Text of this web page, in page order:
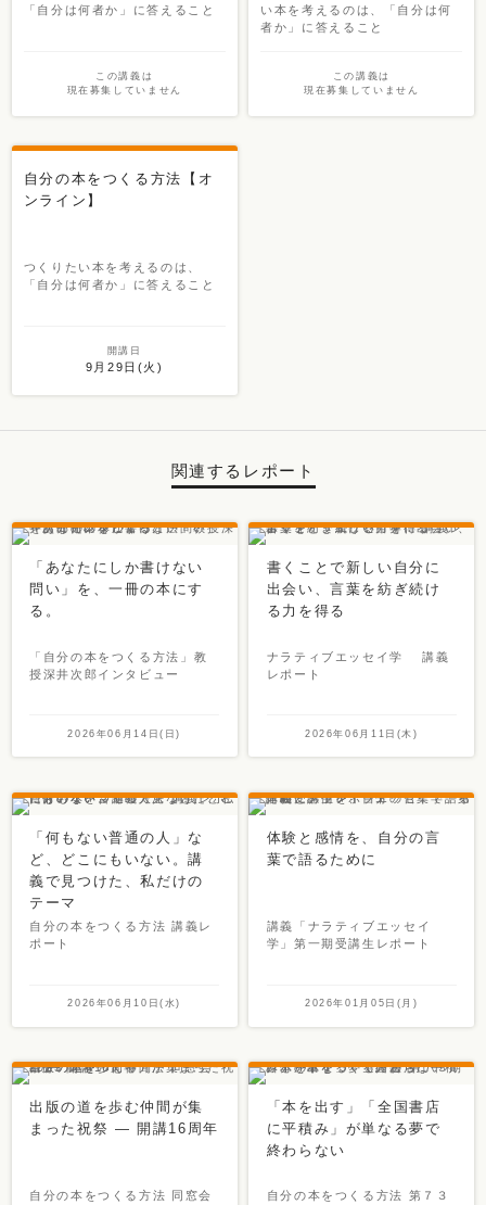
「自分は何者か」に答えること
この講義は
現在募集していません
い本を考えるのは、「自分は何
者か」に答えること
この講義は
現在募集していません
自分の本をつくる方法【オ
ンライン】
つくりたい本を考えるのは、
「自分は何者か」に答えること
開講日
9月29日(火)
関連するレポート
「あなたにしか書けない
問い」を、一冊の本にす
る。
「自分の本をつくる方法」教
授深井次郎インタビュー
2026年06月14日(日)
書くことで新しい自分に
出会い、言葉を紡ぎ続け
る力を得る
ナラティブエッセイ学 講義
レポート
2026年06月11日(木)
「何もない普通の人」な
ど、どこにもいない。講
義で見つけた、私だけの
テーマ
自分の本をつくる方法 講義レ
ポート
2026年06月10日(水)
体験と感情を、自分の言
葉で語るために
講義「ナラティブエッセイ
学」第一期受講生レポート
2026年01月05日(月)
出版の道を歩む仲間が集
まった祝祭 ― 開講16周年
自分の本をつくる方法 同窓会
「本を出す」「全国書店
に平積み」が単なる夢で
終わらない
自分の本をつくる方法 第７３